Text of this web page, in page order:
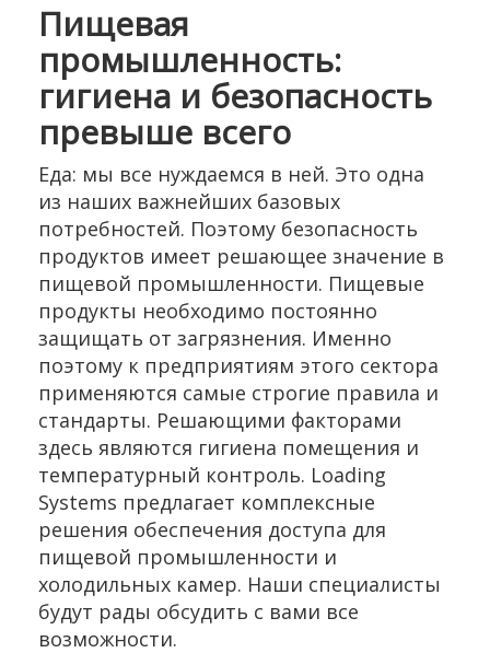
Пищевая
промышленность:
гигиена и безопасность
превыше всего
Еда: мы все нуждаемся в ней. Это одна
из наших важнейших базовых
потребностей. Поэтому безопасность
продуктов имеет решающее значение в
пищевой промышленности. Пищевые
продукты необходимо постоянно
защищать от загрязнения. Именно
поэтому к предприятиям этого сектора
применяются самые строгие правила и
стандарты. Решающими факторами
здесь являются гигиена помещения и
температурный контроль. Loading
Systems предлагает комплексные
решения обеспечения доступа для
пищевой промышленности и
холодильных камер. Наши специалисты
будут рады обсудить с вами все
возможности.